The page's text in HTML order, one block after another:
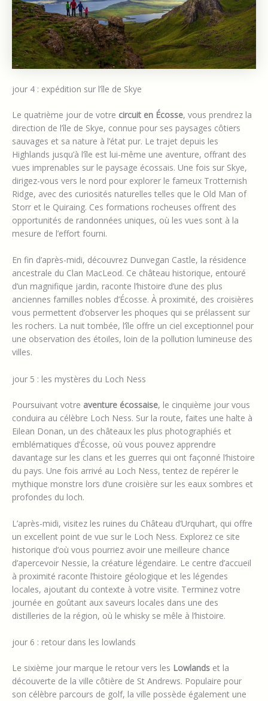
jour 4 : expédition sur l’île de Skye
Le quatrième jour de votre circuit en Écosse, vous prendrez la
direction de l’île de Skye, connue pour ses paysages côtiers
sauvages et sa nature à l’état pur. Le trajet depuis les
Highlands jusqu’à l’île est lui-même une aventure, offrant des
vues imprenables sur le paysage écossais. Une fois sur Skye,
dirigez-vous vers le nord pour explorer le fameux Trotternish
Ridge, avec des curiosités naturelles telles que le Old Man of
Storr et le Quiraing. Ces formations rocheuses offrent des
opportunités de randonnées uniques, où les vues sont à la
mesure de l’effort fourni.
En fin d’après-midi, découvrez Dunvegan Castle, la résidence
ancestrale du Clan MacLeod. Ce château historique, entouré
d’un magnifique jardin, raconte l’histoire d’une des plus
anciennes familles nobles d’Écosse. À proximité, des croisières
vous permettent d’observer les phoques qui se prélassent sur
les rochers. La nuit tombée, l’île offre un ciel exceptionnel pour
une observation des étoiles, loin de la pollution lumineuse des
villes.
jour 5 : les mystères du Loch Ness
Poursuivant votre aventure écossaise, le cinquième jour vous
conduira au célèbre Loch Ness. Sur la route, faites une halte à
Eilean Donan, un des châteaux les plus photographiés et
emblématiques d’Écosse, où vous pouvez apprendre
davantage sur les clans et les guerres qui ont façonné l’histoire
du pays. Une fois arrivé au Loch Ness, tentez de repérer le
mythique monstre lors d’une croisière sur les eaux sombres et
profondes du loch.
L’après-midi, visitez les ruines du Château d’Urquhart, qui offre
un excellent point de vue sur le Loch Ness. Explorez ce site
historique d’où vous pourriez avoir une meilleure chance
d’apercevoir Nessie, la créature légendaire. Le centre d’accueil
à proximité raconte l’histoire géologique et les légendes
locales, ajoutant du contexte à votre visite. Terminez votre
journée en goûtant aux saveurs locales dans une des
distilleries de la région, où le whisky se mêle à l’histoire.
jour 6 : retour dans les lowlands
Le sixième jour marque le retour vers les Lowlands et la
découverte de la ville côtière de St Andrews. Populaire pour
son célèbre parcours de golf, la ville possède également une